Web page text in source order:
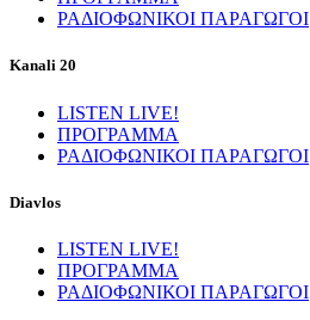
ΡΑΔΙΟΦΩΝΙΚΟΙ ΠΑΡΑΓΩΓΟΙ
Kanali 20
LISTEN LIVE!
ΠΡΟΓΡΑΜΜΑ
ΡΑΔΙΟΦΩΝΙΚΟΙ ΠΑΡΑΓΩΓΟΙ
Diavlos
LISTEN LIVE!
ΠΡΟΓΡΑΜΜΑ
ΡΑΔΙΟΦΩΝΙΚΟΙ ΠΑΡΑΓΩΓΟΙ